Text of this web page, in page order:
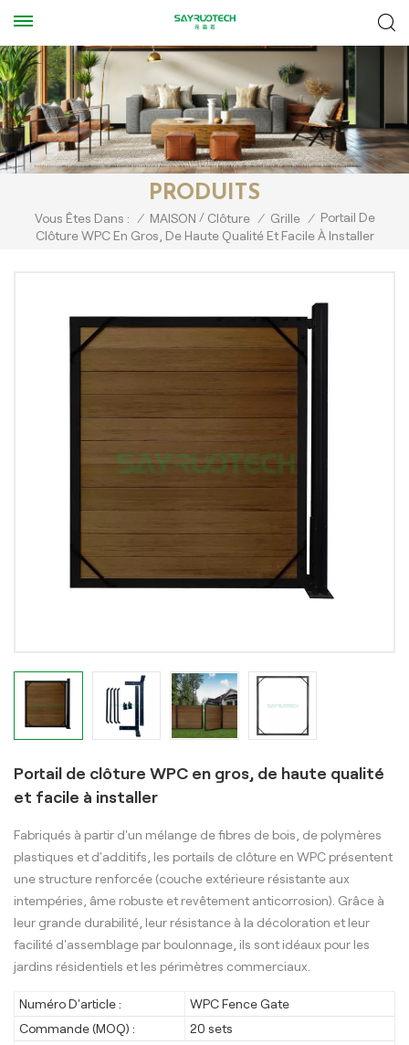
PRODUITS
Vous Êtes Dans : / MAISON / Clôture / Grille / Portail De
Clôture WPC En Gros, De Haute Qualité Et Facile À Installer
Portail de clôture WPC en gros, de haute qualité
et facile à installer
Fabriqués à partir d'un mélange de fibres de bois, de polymères
plastiques et d'additifs, les portails de clôture en WPC présentent
une structure renforcée (couche extérieure résistante aux
intempéries, âme robuste et revêtement anticorrosion). Grâce à
leur grande durabilité, leur résistance à la décoloration et leur
facilité d'assemblage par boulonnage, ils sont idéaux pour les
jardins résidentiels et les périmètres commerciaux.
Numéro D'article :
WPC Fence Gate
Commande (MOQ) :
20 sets